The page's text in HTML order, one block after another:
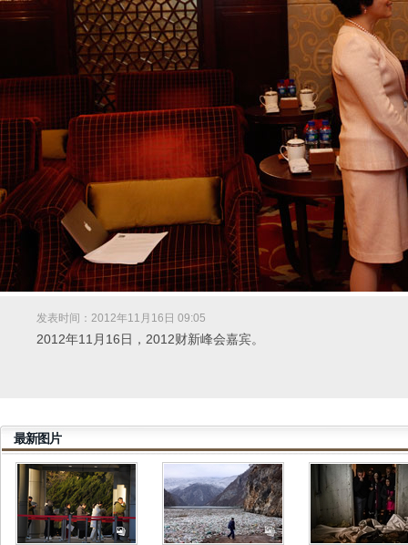
发表时间：2012年11月16日 09:05
2012年11月16日，2012财新峰会嘉宾。
最新图片